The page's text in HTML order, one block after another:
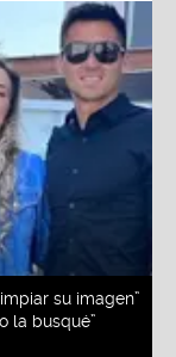
su imagen”
la busqué”